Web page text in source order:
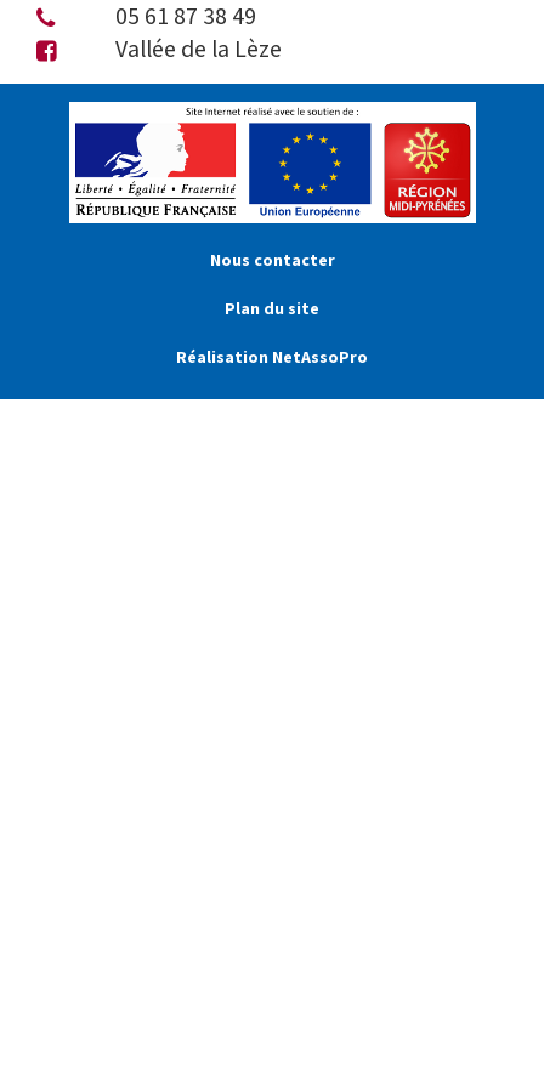
05 61 87 38 49
Vallée de la Lèze
Nous contacter
Plan du site
Réalisation NetAssoPro